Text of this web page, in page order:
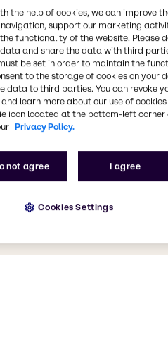
the help of cookies, we can improve
support our marketing
functionality of the website. Please
and share the data with third
be set in order to maintain the
to the storage of cookies on your
data to third parties. You can revoke
learn more about our use of cookies
icon located at the bottom-left corner
Privacy Policy.
not agree I agree
Cookies Settings